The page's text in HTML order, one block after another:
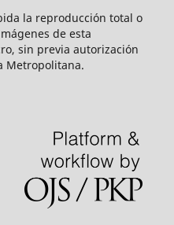
la reproducción total o
de esta
sin previa autorización
Metropolitana.